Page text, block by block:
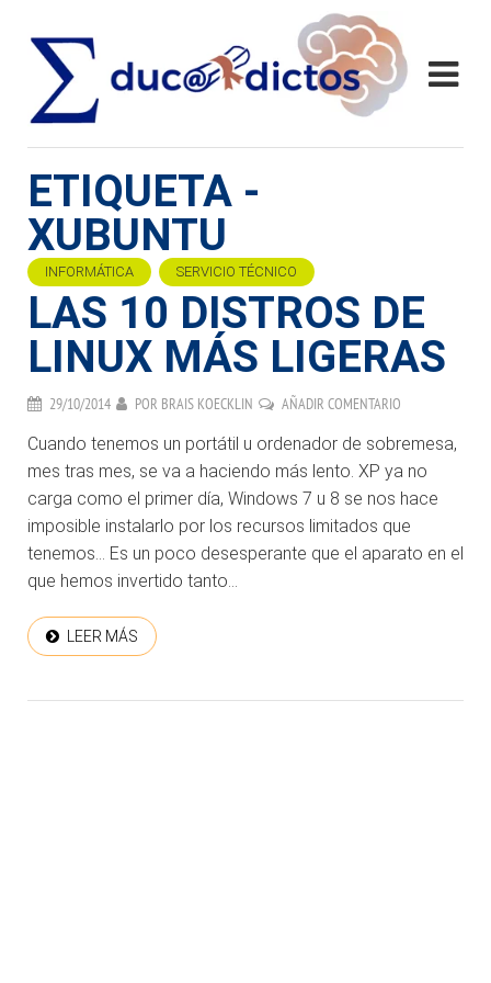
ETIQUETA -
XUBUNTU
INFORMÁTICA SERVICIO TÉCNICO
LAS 10 DISTROS DE
LINUX MÁS LIGERAS
29/10/2014 POR BRAIS KOECKLIN AÑADIR COMENTARIO
Cuando tenemos un portátil u ordenador de sobremesa,
mes tras mes, se va a haciendo más lento. XP ya no
carga como el primer día, Windows 7 u 8 se nos hace
imposible instalarlo por los recursos limitados que
tenemos… Es un poco desesperante que el aparato en el
que hemos invertido tanto...
LEER MÁS